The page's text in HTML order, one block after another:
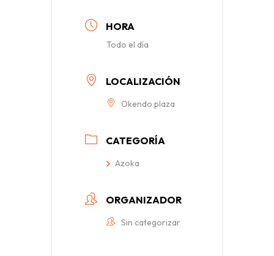
HORA
Todo el día
LOCALIZACIÓN
Okendo plaza
CATEGORÍA
Azoka
ORGANIZADOR
Sin categorizar